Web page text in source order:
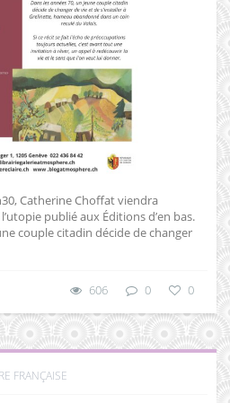
Catherine Choffat viendra
publié aux Éditions d’en bas.
couple citadin décide de changer
606 0 0
FRANÇAISE